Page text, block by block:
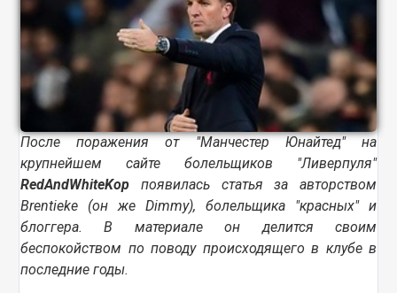
После поражения от "Манчестер Юнайтед" на
крупнейшем сайте болельщиков "Ливерпуля"
RedAndWhiteKop появилась статья за авторством
Brentieke (он же Dimmy), болельщика "красных" и
блоггера. В материале он делится своим
беспокойством по поводу происходящего в клубе в
последние годы.